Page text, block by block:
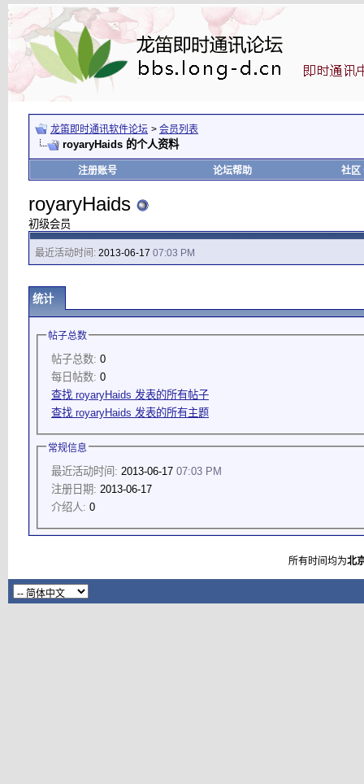
龙笛即时通讯软件论坛 > 会员列表
royaryHaids 的个人资料
注册账号 论坛帮助 社区
royaryHaids
初级会员
最近活动时间: 2013-06-17 07:03 PM
统计
帖子总数
帖子总数: 0
每日帖数: 0
查找 royaryHaids 发表的所有帖子
查找 royaryHaids 发表的所有主题
常规信息
最近活动时间: 2013-06-17 07:03 PM
注册日期: 2013-06-17
介绍人: 0
所有时间均为北